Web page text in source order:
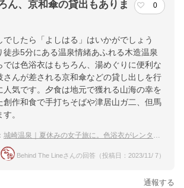
ん、京和傘の貸出もありま
0
でしたら「よしはる」はいかがでしょう
徒歩5分にある温泉情緒あふれる木造温泉
では色浴衣はもちろん、湯めぐりに便利な
さんが差される京和傘などの貸し出しを行
人気です。夕食は地元で獲れる山海の幸を
創作和食で手打ちそばや津居山ガ二、但馬
。
城崎温泉｜夏休みの女子旅に。色浴衣がレンタルできる温泉宿は？
Behind The Lineさんの回答（投稿日：2023/11/ 7）
通報する